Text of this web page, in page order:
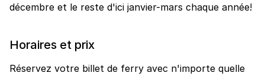
décembre et le reste d'ici janvier-mars chaque année!
Horaires et prix
Réservez votre billet de ferry avec n'importe quelle